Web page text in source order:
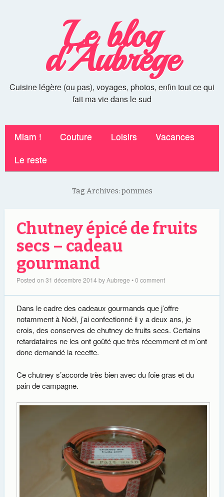
Le blog
d'Aubrege
Cuisine légère (ou pas), voyages, photos, enfin tout ce qui
fait ma vie dans le sud
Miam ! Couture Loisirs
Vacances
Le reste
Tag Archives: pommes
Chutney épicé de fruits
secs – cadeau
gourmand
Posted on 31 décembre 2014byAubrege •0 comment
Dans le cadre des cadeaux gourmands que j’offre
notamment à Noël, j’ai confectionné il y a deux ans, je
crois, des conserves de chutney de fruits secs. Certains
retardataires ne les ont goûté que très récemment et m’ont
donc demandé la recette.
Ce chutney s’accorde très bien avec du foie gras et du
pain de campagne.